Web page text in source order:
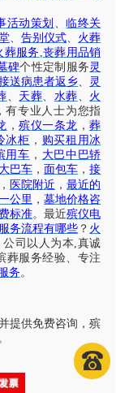
活动策划 、临终关
、 告别仪式、 火葬
葬服务 ,丧葬用品销
碑个性定制服务 灵
送病患者返乡、
灵
、 天葬、 水葬、 火
有专业人士为您指
，殡仪一条龙 ，葬
冰柜 ， 购买租用冰
用车 ， 大巴中巴轿
巴车， 面包车 ，接
医院附近 ，最近的
公里 ，墓地价格咨
标准。最近殡仪电
务流程有哪些 ？ 火
公司以人为本,真诚
葬服务经验、专注
务。
提供免费咨询，殡